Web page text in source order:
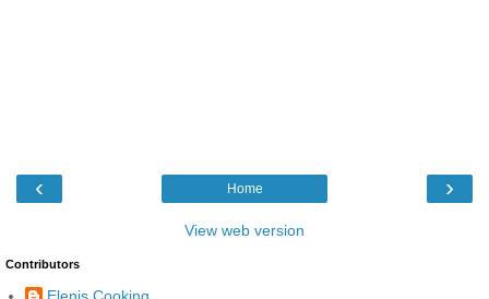
‹ ›
Home
View web version
Contributors
Elenis Cooking